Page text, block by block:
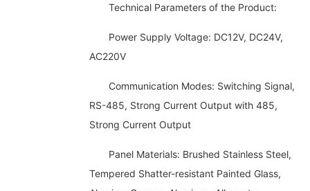
Technical Parameters of the Product:
Power Supply Voltage: DC12V, DC24V,
AC220V
Communication Modes: Switching Signal,
RS-485, Strong Current Output with 485,
Strong Current Output
Panel Materials: Brushed Stainless Steel,
Tempered Shatter-resistant Painted Glass,